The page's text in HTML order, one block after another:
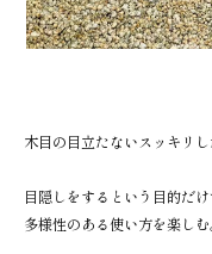
木目の目立たないスッキリし
目隠しをするという目的だけ
多様性のある使い方を楽しむ